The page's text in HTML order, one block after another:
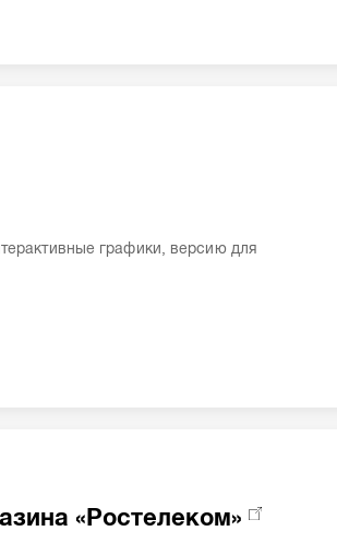
графики, версию для
«Ростелеком»